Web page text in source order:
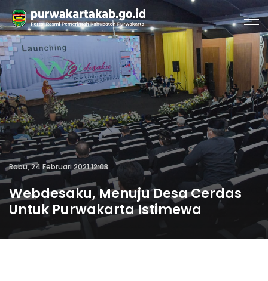
Rabu, 24 Februari 2021 12:03
Webdesaku, Menuju Desa Cerdas
Untuk Purwakarta Istimewa